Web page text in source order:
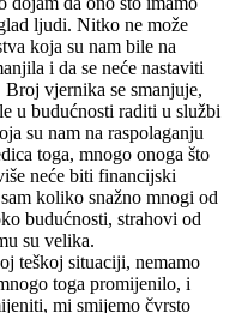
ljudi. Nitko ne može
koja su nam bile na
i da se neće nastaviti
vjernika se smanjuje,
u budućnosti raditi u službi
su nam na raspolaganju
toga, mnogo onoga što
neće biti financijski
koliko snažno mnogi od
budućnosti, strahovi od
su velika.
teškoj situaciji, nemamo
toga promijenilo, i
mi smijemo čvrsto